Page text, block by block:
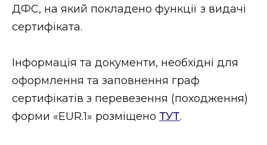
ДФС, на який покладено функції з видачі
сертифіката.
Інформація та документи, необхідні для
оформлення та заповнення граф
сертифікатів з перевезення (походження)
форми «EUR.1» розміщено ТУТ.